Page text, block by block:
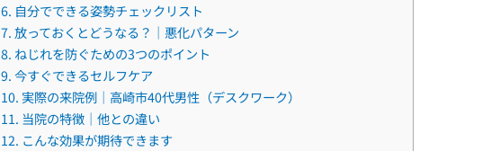
6. 自分でできる姿勢チェックリスト
7.放っておくとどうなる？｜悪化パターン
8. ねじれを防ぐための3つのポイント
9.今すぐできるセルフケア
10. 実際の来院例｜高崎市40代男性（デスクワーク）
11. 当院の特徴｜他との違い
12. こんな効果が期待できます